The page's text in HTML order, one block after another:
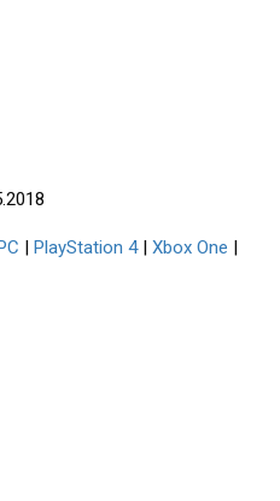
| PlayStation 4| Xbox One |